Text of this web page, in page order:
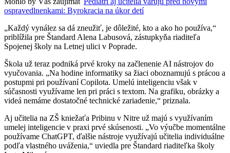
ospravedlnenkami: Byrokracia na úkor detí
„Každý vynález sa dá zneužiť, je dôležité, kto a ako ho používa,“
priblížila pre Štandard Alena Labusová, zástupkyňa riaditeľa
Spojenej školy na Letnej ulici v Poprade.
Škola už teraz podniká prvé kroky na začlenenie AI nástrojov do
vyučovania. „Na hodine informatiky sa žiaci oboznamujú s prácou a
postupmi pri používaní Copilota. Umelú inteligenciu však v
súčasnosti využívame len pri práci s textom. Na grafiku, obrázky a
videá nemáme dostatočné technické zariadenie,“ priznala.
Aj učitelia na ZŠ kniežaťa Pribinu v Nitre už majú s využívaním
umelej inteligencie v praxi prvé skúsenosti. „Vo výučbe momentálne
používame ChatGPT, ďalšie nástroje využívajú učitelia individuálne
podľa vlastného uváženia,“ uviedla pre Štandard riaditeľka školy